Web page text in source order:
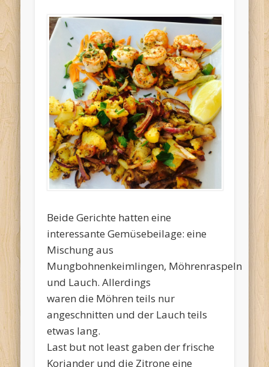
Beide Gerichte hatten eine
interessante Gemüsebeilage: eine
Mischung aus
Mungbohnenkeimlingen, Möhrenraspeln
und Lauch. Allerdings
waren die Möhren teils nur
angeschnitten und der Lauch teils
etwas lang.
Last but not least gaben der frische
Koriander und die Zitrone eine